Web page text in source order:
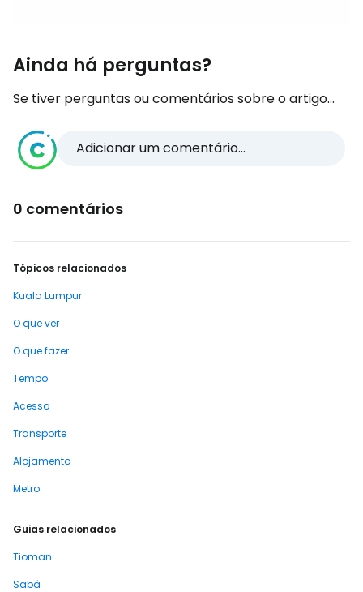
Ainda há perguntas?
Se tiver perguntas ou comentários sobre o artigo...
Adicionar um comentário...
0 comentários
Tópicos relacionados
Kuala Lumpur
O que ver
O que fazer
Tempo
Acesso
Transporte
Alojamento
Metro
Guias relacionados
Tioman
Sabá